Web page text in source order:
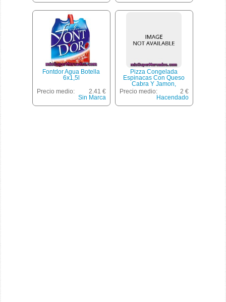
Fontdor Agua Botella
6x1,5l
Precio medio:
2.41 €
Sin Marca
Pizza Congelada
Espinacas Con Queso
Cabra Y Jamon,
Hacendado, U 380 G
Precio medio:
2 €
Hacendado